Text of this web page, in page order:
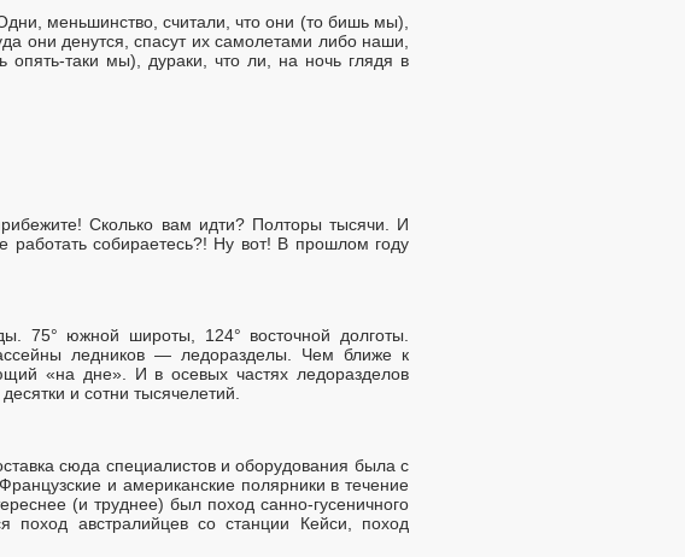
меньшинство, считали, что они (то бишь мы),
они денутся, спасут их самолетами либо наши,
опять-таки мы), дураки, что ли, на ночь глядя в
Сколько вам идти? Полторы тысячи. И
собираетесь?! Ну вот! В прошлом году
75° южной широты, 124° восточной долготы.
ледников — ледоразделы. Чем ближе к
«на дне». И в осевых частях ледоразделов
и сотни тысячелетий.
сюда специалистов и оборудования была с
и американские полярники в течение
(и труднее) был поход санно-гусеничного
австралийцев со станции Кейси, поход